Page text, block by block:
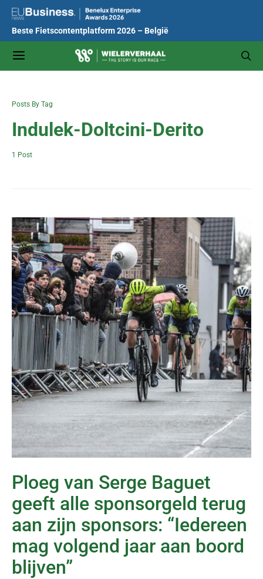
Beste Fietscontentplatform 2026 – België
Posts By Tag
Indulek-Doltcini-Derito
1 Post
Ploeg van Serge Baguet
geeft alle sponsorgeld terug
aan zijn sponsors: “Iedereen
mag volgend jaar aan boord
blijven”